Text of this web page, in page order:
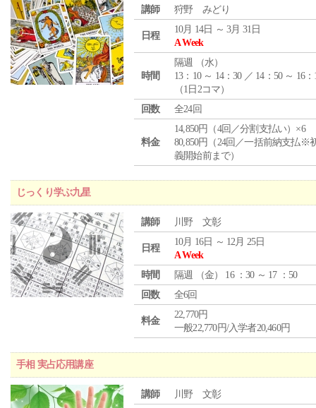
講師 狩野 みどり
日程
10月 14日 ～ 3月 31日
A Week
時間
隔週 （水）
13：10 ～ 14：30 ／ 14：50 ～ 16：
（1日2コマ）
回数
全24回
料金
14,850円（4回／分割支払い）×6
80,850円（24回／一括前納支払※
義開始前まで）
じっくり学ぶ九星
講師 川野 文彰
日程
10月 16日 ～ 12月 25日
A Week
時間
隔週 （金） 16 ：30 ～ 17 ：50
回数
全6回
料金
22,770円
一般22,770円/入学者20,460円
手相 実占応用講座
講師 川野 文彰